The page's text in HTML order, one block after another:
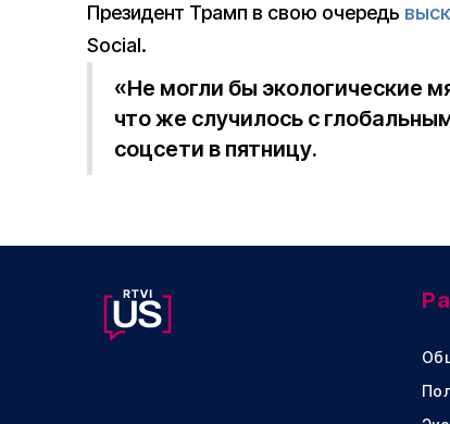
Президент Трамп в свою очередь
Social.
«Не могли бы экологические
что же случилось с
соцсети в пятницу.